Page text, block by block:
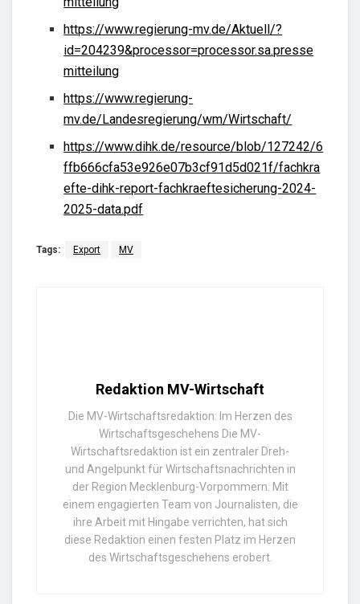
https://www.regierung-mv.de/Aktuell/?
id=204239&processor=processor.sa.presse
mitteilung
https://www.regierung-
mv.de/Landesregierung/wm/Wirtschaft/
https://www.dihk.de/resource/blob/127242/6
ffb666cfa53e926e07b3cf91d5d021f/fachkra
efte-dihk-report-fachkraeftesicherung-2024-
2025-data.pdf
Tags: Export MV
Redaktion MV-Wirtschaft
Die MV-Wirtschaftsredaktion: Im Herzen des
Wirtschaftsgeschehens Die MV-
Wirtschaftsredaktion ist ein zentraler Dreh-
und Angelpunkt für Wirtschaftsnachrichten in
der Region Mecklenburg-Vorpommern. Mit
einem engagierten Team von Journalisten, die
ihre Arbeit mit Hingabe verrichten, hat sich
diese Redaktion einen festen Platz im Herzen
des Wirtschaftsgeschehens erobert.